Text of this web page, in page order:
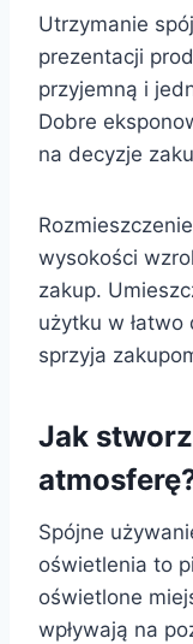
Utrzymanie
prezentacji
przyjemną i
Dobre
na decyzje
wysokości
zakup.
użytku w
sprzyja
Jak
Spójne
oświetlenia to
oświetlone
wpływają na